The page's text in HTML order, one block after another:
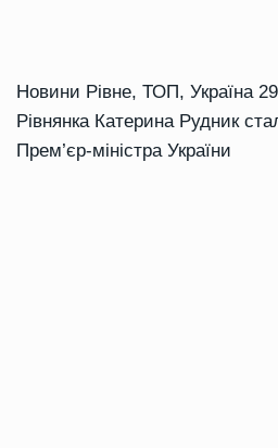
Новини Рівне, ТОП, Україна
Рівнянка Катерина Рудник
Прем’єр-міністра України